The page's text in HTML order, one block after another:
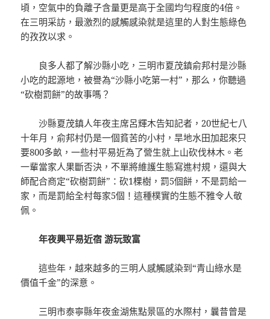
頃，空氣中的負離子含量更是高于全國均勻程度的4倍。
在三明采訪，最激烈的感觸感染就是這里的人對生態綠色
的孜孜以求。
良多人都了解沙縣小吃，三明市夏茂鎮俞邦村是沙縣
小吃的起源地，被譽為“沙縣小吃第一村”，那么，你聽過
“砍樹罰餅”的故事嗎？
沙縣夏茂鎮人年夜主席呂輝木告知記者，20世紀七八
十年月，俞邦村仍是一個貧苦的小村，旱地水田加起來只
要800多畝，一些村平易近為了營生就上山砍伐林木。老
一輩當家人果斷否決，不單將維護生態寫進村規，還與大
師配合商定“砍樹罰餅”：砍1棵樹，罰5個餅，不是罰給一
家，而是罰給全村每家5個！這種樸實的生態不雅令人敬
佩。
年夜興平易近宿 游玩致富
這些年，越來越多的三明人感觸感染到“青山綠水是
價值千金”的深意。
三明市泰寧縣年夜金湖焦點景區的水際村，曩昔曾是